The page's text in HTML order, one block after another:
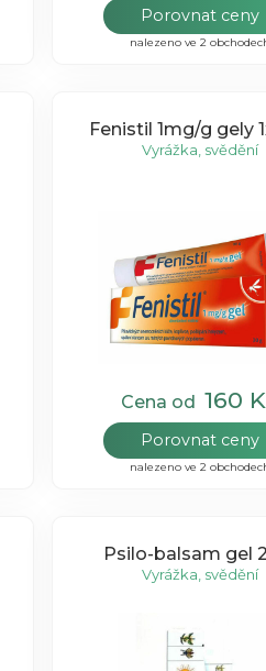
Porovnat ceny
nalezeno ve 2
Fenistil 1mg/g gely
Vyrážka, svědění
Cena od 160
Porovnat ceny
nalezeno ve 2
Psilo-balsam gel
Vyrážka, svědění